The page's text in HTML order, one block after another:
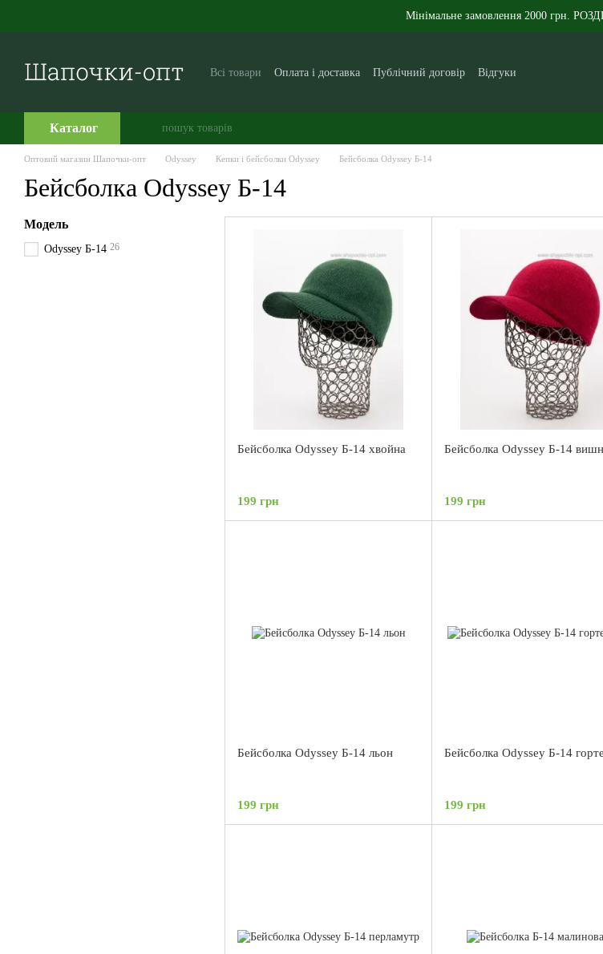
Мінімальне замовлення 2000 грн.
Всі товари Оплата і доставка Публічний договір
Відгуки
Каталог
Оптовий магазин Шапочки-опт Odyssey Кепки і бейсболки Odyssey Бейсболка Odyssey Б-14
Бейсболка Odyssey Б-14
Бейсболка Odyssey Б-14 хвойна
199 грн
Бейсболка Odyssey Б-14
199 грн
Бейсболка Odyssey Б-14 льон
199 грн
Бейсболка Odyssey Б-14
199 грн
Модель
Odyssey Б-14 26